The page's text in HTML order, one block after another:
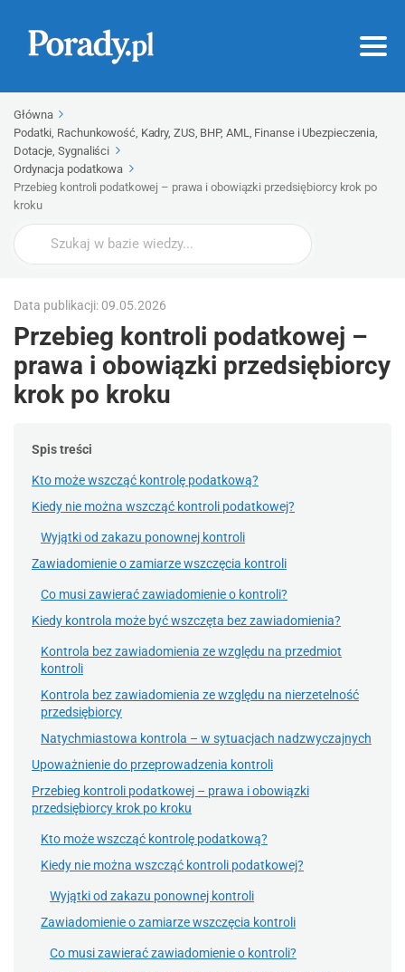
Główna
Podatki, Rachunkowość, Kadry, ZUS, BHP, AML, Finanse i Ubezpieczenia,
Dotacje, Sygnaliści
Ordynacja podatkowa
Przebieg kontroli podatkowej – prawa i obowiązki przedsiębiorcy krok po
kroku
Wyszukaj
Data publikacji: 09.05.2026
Przebieg kontroli podatkowej –
prawa i obowiązki przedsiębiorcy
krok po kroku
Spis treści
Kto może wszcząć kontrolę podatkową?
Kiedy nie można wszcząć kontroli podatkowej?
Wyjątki od zakazu ponownej kontroli
Zawiadomienie o zamiarze wszczęcia kontroli
Co musi zawierać zawiadomienie o kontroli?
Kiedy kontrola może być wszczęta bez zawiadomienia?
Kontrola bez zawiadomienia ze względu na przedmiot
kontroli
Kontrola bez zawiadomienia ze względu na nierzetelność
przedsiębiorcy
Natychmiastowa kontrola – w sytuacjach nadzwyczajnych
Upoważnienie do przeprowadzenia kontroli
Przebieg kontroli podatkowej – prawa i obowiązki
przedsiębiorcy krok po kroku
Kto może wszcząć kontrolę podatkową?
Kiedy nie można wszcząć kontroli podatkowej?
Wyjątki od zakazu ponownej kontroli
Zawiadomienie o zamiarze wszczęcia kontroli
Co musi zawierać zawiadomienie o kontroli?